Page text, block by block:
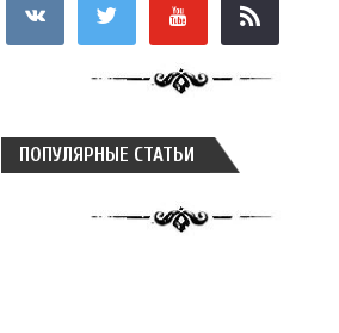
ПОПУЛЯРНЫЕ СТАТЬИ